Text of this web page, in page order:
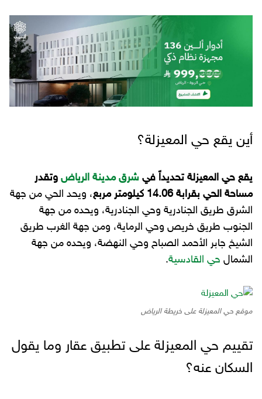
أين يقع حي المعيزلة؟
يقع حي المعيزلة تحديداً في شرق مدينة الرياض وتقدر
مساحة الحي بقرابة 14.06 كيلومتر مربع
، ويحد الحي من جهة
الشرق طريق الجنادرية وحي الجنادرية، ويحده من جهة
الجنوب طريق خريص وحي الرماية، ومن جهة الغرب طريق
الشيخ جابر الأحمد الصباح وحي النهضة، ويحده من جهة
الشمال حي القادسية.
موقع حي المعيزلة على خريطة الرياض
تقييم حي المعيزلة على تطبيق عقار وما يقول
السكان عنه؟